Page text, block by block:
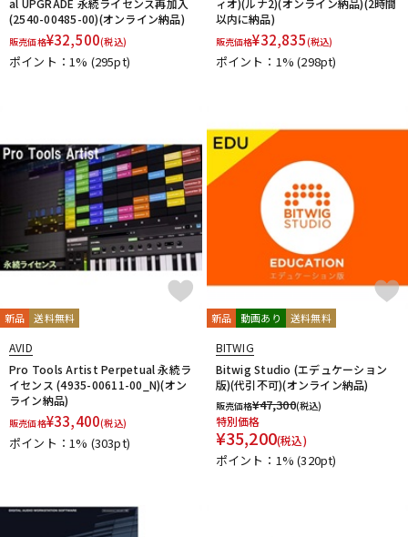
al UPGRADE 永続ライセンス再加入
(2540-00485-00)(オンライン納品)
販売価格¥32,500(税込)
ポイント：1% (295pt)
ィオ)(ルナ2)(オンライン納品)(2時間
以内に納品)
販売価格¥32,835(税込)
ポイント：1%(298pt)
新品 送料無料
AVID
Pro Tools Artist Perpetual 永続ラ
イセンス (4935-00611-00_N)(オン
ライン納品)
販売価格¥33,400(税込)
ポイント：1% (303pt)
新品 動画あり 送料無料
BITWIG
Bitwig Studio (エデュケーション
版)(代引不可)(オンライン納品)
販売価格¥47,300(税込)
特別価格
¥35,200(税込)
ポイント：1%(320pt)